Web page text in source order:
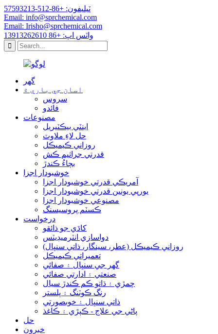
ٽيليفون: +86-512-57593213
Email: info@sprchemical.com
Email: Irisho@sprchemical.com
واٽس اپ: +86 13913262610
گھر
اسان جي باري ۾
سروس
فائدو
مصنوعات
اينٽي بيڪٽيريل
حل لاءِ ملاوٽ
روزاني ڪيميڪل
قدرتي جراثيم ڪش
بچاءُ ڪندڙ
خوشبودار اجزا
آمريڪي قدرتي خوشبودار اجزا
يورپي يونين قدرتي خوشبودار اجزا
مصنوعي خوشبودار اجزا
ڪسٽم پروسيسنگ
درخواست
کاڌي جو ذائقو
دواسازي انٽرميڊيٽس
روزاني ڪيميڪل (عطر، سينگار، ذاتي سنڀال)
تعميراتي ڪيميڪل
گھر جي سنڀال ۽ صفائي
صنعتي ۽ ادارتي صفائي
چمڙي ۽ ڌاتو ڪم ڪندڙ سيال
رنگ ڪوٽنگ ۽ پلستر
ذاتي سنڀال ۽ خوبصورتي
پاڻي جي علاج - ڪپڙي ۽ ڪاغذ
حل
خبرون